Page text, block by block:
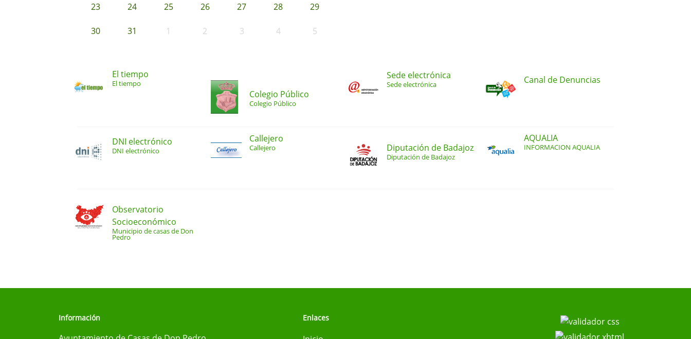
23 24 25 26 27 28 29
30 31 1 2 3 4 5
El tiempo
El tiempo
Colegio Público
Colegio Público
Sede electrónica
Sede electrónica Canal de Denuncias
DNI electrónico
DNI electrónico
Callejero
Callejero Diputación de Badajoz
Diputación de Badajoz
AQUALIA
INFORMACION AQUALIA
Observatorio
Socioeconómico
Municipio de casas de Don
Pedro
Información Enlaces